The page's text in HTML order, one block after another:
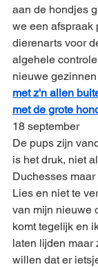
aan de hondjes
we een afspraak
dierenarts voor
algehele
nieuwe
met z'n allen
met de grote
18 september
De pups zijn
is het druk, niet
Duchesses
Lies en niet te
van mijn nieuwe
komt tegelijk en
laten lijden maar
willen dat er